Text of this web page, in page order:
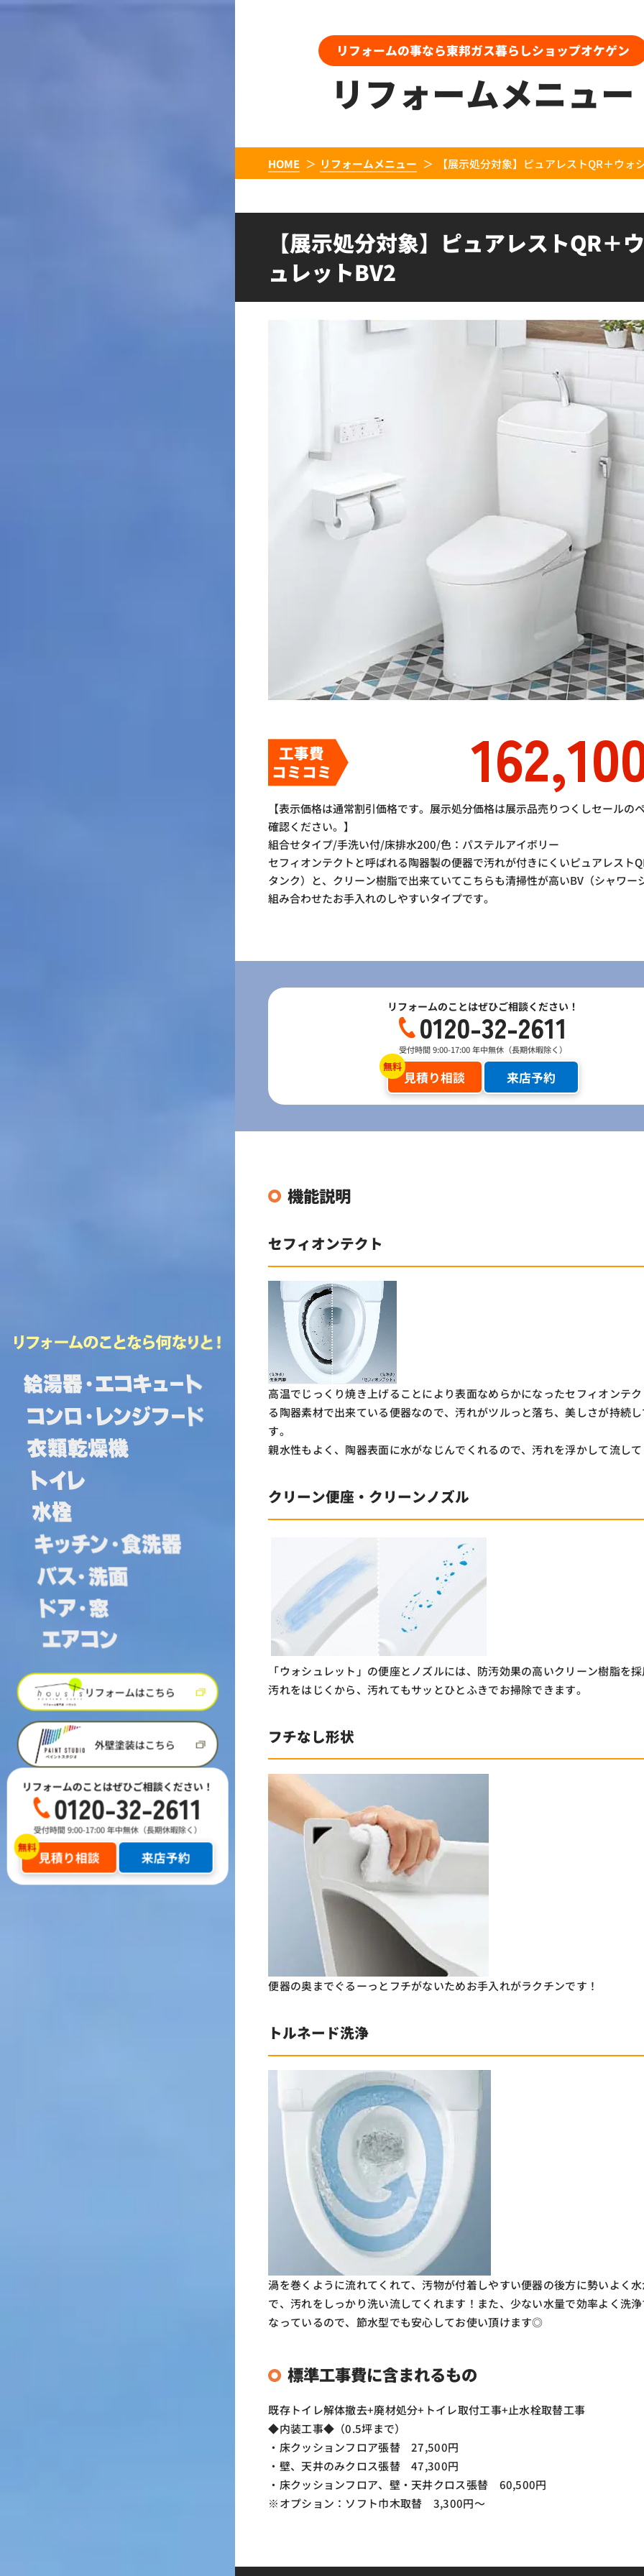
リフォームはこちら
外壁塗装はこちら
リフォームのことはぜひご相談ください！
0120-32-2611
受付時間 9:00-17:00 年中無休（長期休暇除く）
見積り相談 来店予約
リフォームの事なら東邦ガス暮らしショップオケゲン
リフォームメニュー
HOME リフォームメニュー 【展示処分対象】ピュアレストQR＋ウォ
【展示処分対象】ピュアレストQR＋
ュレットBV2
工事費
コミコミ
【表示価格は通常割引価格です。展示処分価格は展示品売りつくしセールの
確認ください。】
組合せタイプ/手洗い付/床排水200/色：パステルアイボリー
セフィオンテクトと呼ばれる陶器製の便器で汚れが付きにくいピュアレスト
タンク）と、クリーン樹脂で出来ていてこちらも清掃性が高いBV（シャワー
組み合わせたお手入れのしやすいタイプです。
リフォームのことはぜひご相談ください！
0120-32-2611
受付時間 9:00-17:00 年中無休（長期休暇除く）
見積り相談 来店予約
機能説明
セフィオンテクト
高温でじっくり焼き上げることにより表面なめらかになったセフィオンテ
る陶器素材で出来ている便器なので、汚れがツルっと落ち、美しさが持続
す。
親水性もよく、陶器表面に水がなじんでくれるので、汚れを浮かして流し
クリーン便座・クリーンノズル
「ウォシュレット」の便座とノズルには、防汚効果の高いクリーン樹脂を
汚れをはじくから、汚れてもサッとひとふきでお掃除できます。
フチなし形状
便器の奥までぐるーっとフチがないためお手入れがラクチンです！
トルネード洗浄
渦を巻くように流れてくれて、汚物が付着しやすい便器の後方に勢いよく
で、汚れをしっかり洗い流してくれます！また、少ない水量で効率よく洗
なっているので、節水型でも安心してお使い頂けます◎
標準工事費に含まれるもの
既存トイレ解体撤去+廃材処分+トイレ取付工事+止水栓取替工事
◆内装工事◆（0.5坪まで）
・床クッションフロア張替 27,500円
・壁、天井のみクロス張替 47,300円
・床クッションフロア、壁・天井クロス張替 60,500円
※オプション：ソフト巾木取替 3,300円～